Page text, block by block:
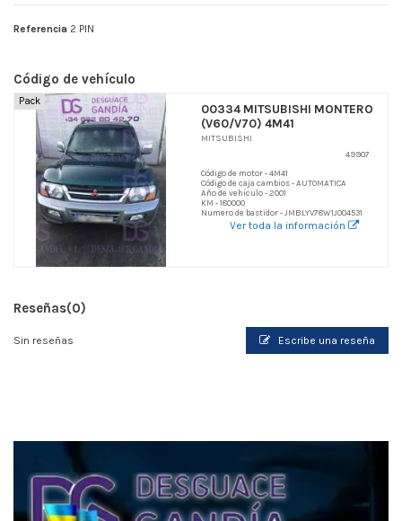
Referencia 2 PIN
Código de vehículo
Pack
00334 MITSUBISHI MONTERO
(V60/V70) 4M41
MITSUBISHI
49907
Código de motor - 4M41
Código de caja cambios - AUTOMATICA
Año de vehículo - 2001
KM - 180000
Numero de bastidor - JMBLYV78W1J004531
Ver toda la información
Reseñas(0)
Sin reseñas Escribe una reseña